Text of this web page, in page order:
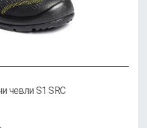
чевли S1 SRC